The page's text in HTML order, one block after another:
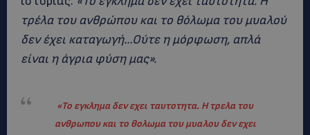
τρέλα του ανθρώπου και το θόλωμα του μυαλού
δεν έχει καταγωγή…Ούτε η μόρφωση, απλά
είναι η άγρια φύση μας».
«Το εγκλημα δεν εχει ταυτοτητα. Η τρελα του
ανθρωπου και το θολωμα του μυαλου δεν εχει